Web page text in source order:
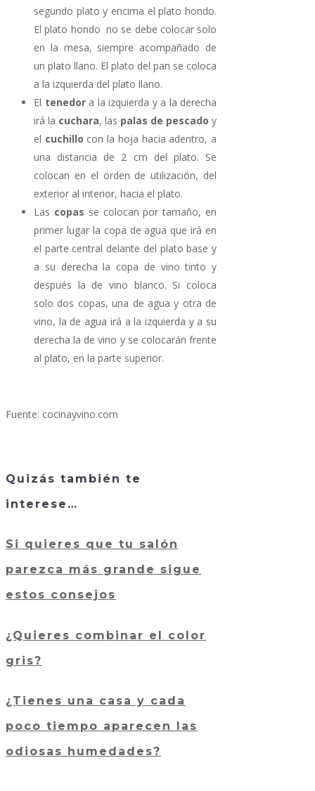
segundo plato y encima el plato hondo.
El plato hondo no se debe colocar solo
en la mesa, siempre acompañado de
un plato llano. El plato del pan se coloca
a la izquierda del plato llano.
El tenedora la izquierda y a la derecha
irá la cuchara, las palas de pescado y
el cuchillo con la hoja hacia adentro, a
una distancia de 2 cm del plato. Se
colocan en el orden de utilización, del
exterior al interior, hacia el plato.
Las copas se colocan por tamaño, en
primer lugar la copa de agua que irá en
el parte central delante del plato base y
a su derecha la copa de vino tinto y
después la de vino blanco. Si coloca
solo dos copas, una de agua y otra de
vino, la de agua irá a la izquierda y a su
derecha la de vino y se colocarán frente
al plato, en la parte superior.
Fuente: cocinayvino.com
Quizás también te
interese…
Si quieres que tu salón
parezca más grande sigue
estos consejos
¿Quieres combinar el color
gris?
¿Tienes una casa y cada
poco tiempo aparecen las
odiosas humedades?